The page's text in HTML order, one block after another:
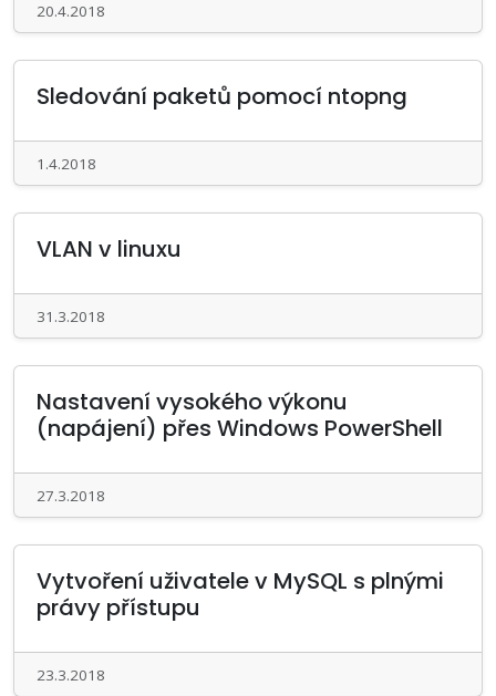
20.4.2018
Sledování paketů pomocí ntopng
1.4.2018
VLAN v linuxu
31.3.2018
Nastavení vysokého výkonu
(napájení) přes Windows PowerShell
27.3.2018
Vytvoření uživatele v MySQL s plnými
právy přístupu
23.3.2018